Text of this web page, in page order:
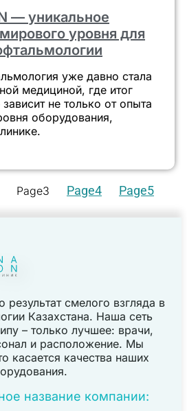
— уникальное
уровня для
уже давно стала
медициной, где итог
не только от опыта
оборудования,
Page3 Page4 Page5
результат смелого взгляда в
Казахстана. Наша сеть
– только лучшее: врачи,
и расположение. Мы
касается качества наших
название компании: